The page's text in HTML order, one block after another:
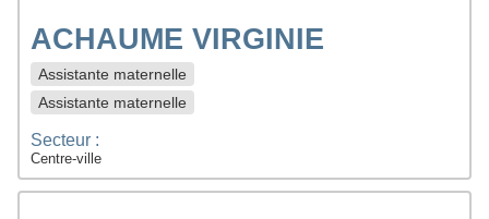
ACHAUME VIRGINIE
Assistante maternelle
Assistante maternelle
Secteur :
Centre-ville